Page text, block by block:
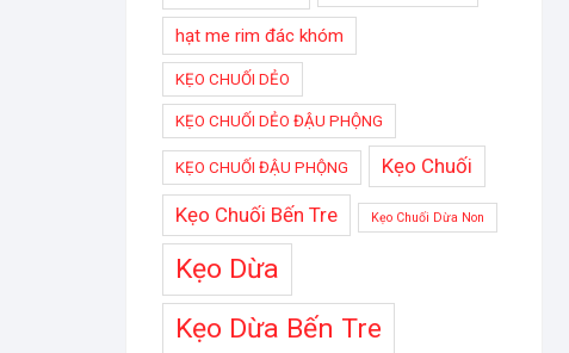
hạt me rim đác khóm
KẸO CHUỐI DẺO
KẸO CHUỐI DẺO ĐẬU PHỘNG
KẸO CHUỐI ĐẬU PHỘNG Kẹo Chuối
Kẹo Chuối Bến Tre Kẹo Chuối Dừa Non
Kẹo Dừa
Kẹo Dừa Bến Tre